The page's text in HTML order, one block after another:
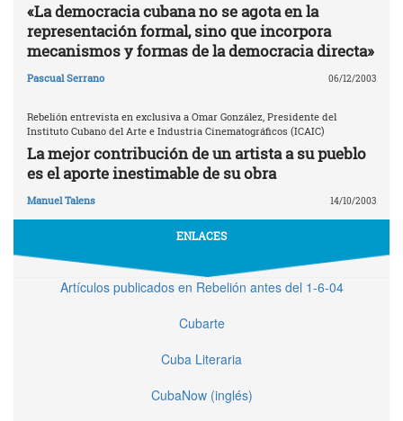
«La democracia cubana no se agota en la
representación formal, sino que incorpora
mecanismos y formas de la democracia directa»
Pascual Serrano 06/12/2003
Rebelión entrevista en exclusiva a Omar González, Presidente del
Instituto Cubano del Arte e Industria Cinematográficos (ICAIC)
La mejor contribución de un artista a su pueblo
es el aporte inestimable de su obra
Manuel Talens 14/10/2003
ENLACES
Artículos publicados en Rebelión antes del 1-6-04
Cubarte
Cuba Literaria
CubaNow (inglés)